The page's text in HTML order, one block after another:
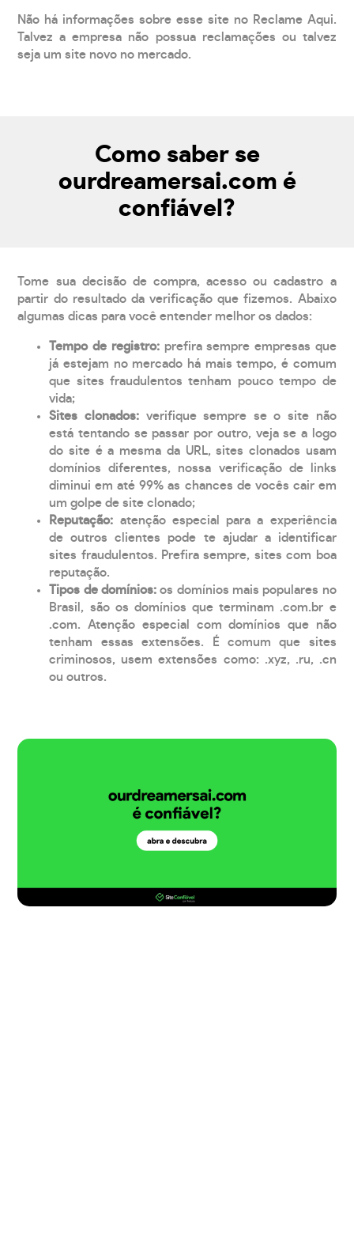
Não há informações sobre esse site no Reclame Aqui.
Talvez a empresa não possua reclamações ou talvez
seja um site novo no mercado.
Como saber se
ourdreamersai.com é
confiável?
Tome sua decisão de compra, acesso ou cadastro a
partir do resultado da verificação que fizemos. Abaixo
algumas dicas para você entender melhor os dados:
Tempo de registro: prefira sempre empresas que
já estejam no mercado há mais tempo, é comum
que sites fraudulentos tenham pouco tempo de
vida;
Sites clonados: verifique sempre se o site não
está tentando se passar por outro, veja se a logo
do site é a mesma da URL, sites clonados usam
domínios diferentes, nossa verificação de links
diminui em até 99% as chances de vocês cair em
um golpe de site clonado;
Reputação: atenção especial para a experiência
de outros clientes pode te ajudar a identificar
sites fraudulentos. Prefira sempre, sites com boa
reputação.
Tipos de domínios:os domínios mais populares no
Brasil, são os domínios que terminam .com.br e
.com. Atenção especial com domínios que não
tenham essas extensões. É comum que sites
criminosos, usem extensões como: .xyz, .ru, .cn
ou outros.